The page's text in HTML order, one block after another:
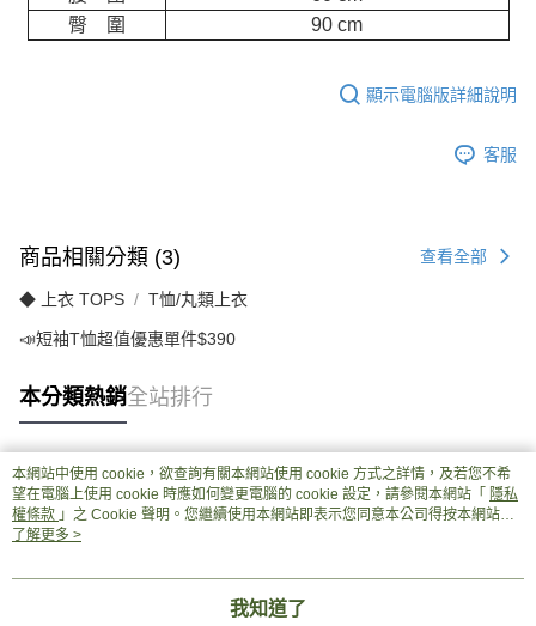
臀 圍
90 cm
顯示電腦版詳細說明
客服
商品相關分類 (3) 查看全部
◆ 上衣 TOPS T恤/丸類上衣
📣短袖T恤超值優惠單件$390
本分類熱銷全站排行
熱門標籤
本網站中使用 cookie，欲查詢有關本網站使用 cookie 方式之詳情，及若您不希
望在電腦上使用 cookie 時應如何變更電腦的 cookie 設定，請參閱本網站「 隱私
權條款 」之 Cookie 聲明。您繼續使用本網站即表示您同意本公司得按本網站使
用條款之 Cookie 聲明使用 cookie。
了解更多 >
我知道了